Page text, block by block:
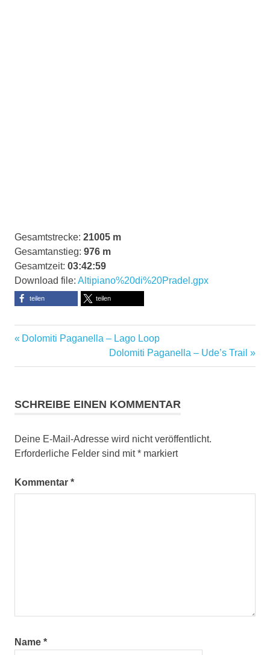
Gesamtstrecke: 21005 m
Gesamtanstieg: 976 m
Gesamtzeit: 03:42:59
Download file: Altipiano%20di%20Pradel.gpx
teilen teilen
Alpenresort
Andalo
Pineta
Cave
Center
Beitragsnavigation
Vorheriger
Dolomiti Paganella – Lago Loop
Nächster
Beitrag:
Dolomiti Paganella – Ude’s Trail
SCHREIBE EINEN KOMMENTAR
Deine E-Mail-Adresse wird nicht veröffentlicht.
Erforderliche Felder sind mit* markiert
Kommentar *
Name *